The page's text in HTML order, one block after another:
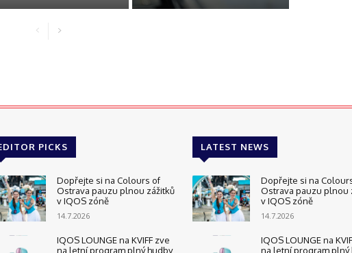
PICKS
Dopřejte si na Colours of
Ostrava pauzu plnou zážitků
v IQOS zóně
14.7.2026
IQOS LOUNGE na KVIFF zve
na letní program plný hudby,
LATEST NEWS
Dopřejte si na
Ostrava pauzu plnou
v IQOS zóně
14.7.2026
IQOS LOUNGE na
na letní program plný